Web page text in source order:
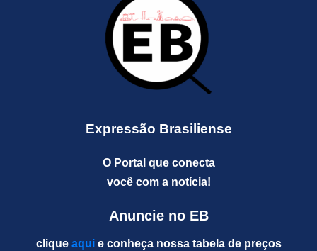
Expressão Brasiliense
O Portal que conecta
você com a notícia!
Anuncie no EB
clique aquie conheça nossa tabela de preços